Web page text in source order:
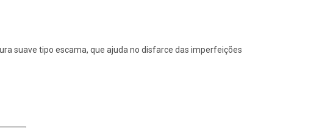
suave tipo escama, que ajuda no disfarce das imperfeições